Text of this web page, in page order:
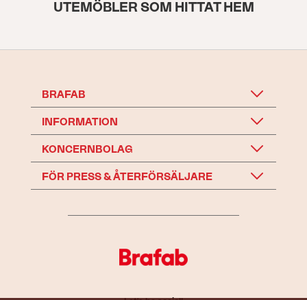
UTEMÖBLER SOM HITTAT HEM
BRAFAB
INFORMATION
KONCERNBOLAG
FÖR PRESS & ÅTERFÖRSÄLJARE